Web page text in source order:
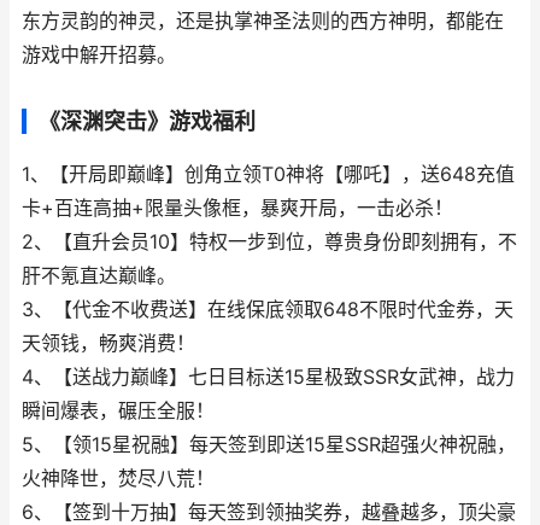
东方灵韵的神灵，还是执掌神圣法则的西方神明，都能在
游戏中解开招募。
《深渊突击》游戏福利
1、【开局即巅峰】创角立领T0神将【哪吒】，送648充值
卡+百连高抽+限量头像框，暴爽开局，一击必杀！
2、【直升会员10】特权一步到位，尊贵身份即刻拥有，不
肝不氪直达巅峰。
3、【代金不收费送】在线保底领取648不限时代金券，天
天领钱，畅爽消费！
4、【送战力巅峰】七日目标送15星极致SSR女武神，战力
瞬间爆表，碾压全服！
5、【领15星祝融】每天签到即送15星SSR超强火神祝融，
火神降世，焚尽八荒！
6、【签到十万抽】每天签到领抽奖券，越叠越多，顶尖豪